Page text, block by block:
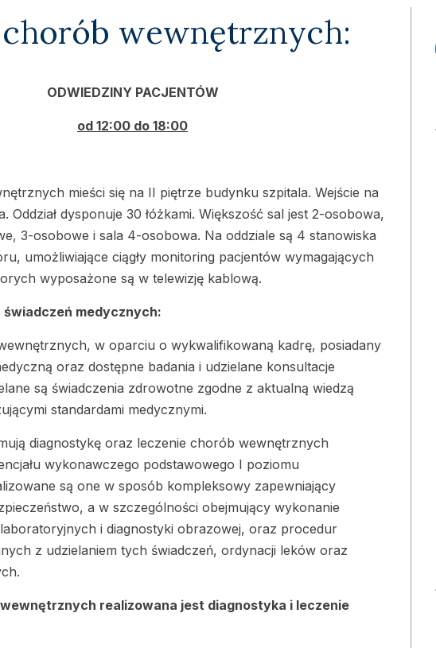
chorób wewnętrznych:
ODWIEDZINY PACJENTÓW
od 12:00 do 18:00
mieści się na II piętrze budynku szpitala. Wejście na
Oddział dysponuje 30 łóżkami. Większość sal jest 2-osobowa,
3-osobowe i sala 4-osobowa. Na oddziale są 4 stanowiska
umożliwiające ciągły monitoring pacjentów wymagających
wyposażone są w telewizję kablową.
świadczeń medycznych:
w oparciu o wykwalifikowaną kadrę, posiadany
oraz dostępne badania i udzielane konsultacje
są świadczenia zdrowotne zgodne z aktualną wiedzą
standardami medycznymi.
diagnostykę oraz leczenie chorób wewnętrznych
wykonawczego podstawowego I poziomu
są one w sposób kompleksowy zapewniający
a w szczególności obejmujący wykonanie
i diagnostyki obrazowej, oraz procedur
z udzielaniem tych świadczeń, ordynacji leków oraz
realizowana jest diagnostyka i leczenie